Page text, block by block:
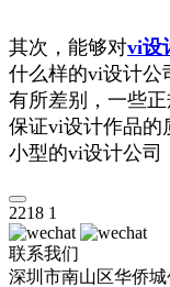
其次，能够对vi设
什么样的vi设计公
有所差别，一些
保证vi设计作品的
小型的vi设计公司
2218 1
联系我们
深圳市南山区华侨